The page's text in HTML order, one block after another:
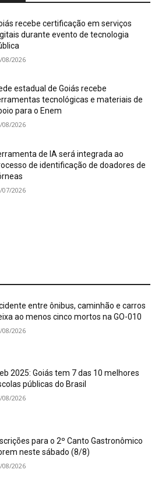
recebe certificação em serviços
durante evento de tecnologia
08/2026
estadual de Goiás recebe
tecnológicas e materiais de
para o Enem
08/2026
de IA será integrada ao
de identificação de doadores de
07/2026
entre ônibus, caminhão e carros
ao menos cinco mortos na GO-010
08/2026
2025: Goiás tem 7 das 10 melhores
públicas do Brasil
08/2026
para o 2º Canto Gastronômico
neste sábado (8/8)
08/2026